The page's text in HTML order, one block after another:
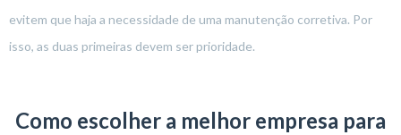
evitem que haja a necessidade de uma manutenção corretiva. Por
isso, as duas primeiras devem ser prioridade.
Como escolher a melhor empresa para